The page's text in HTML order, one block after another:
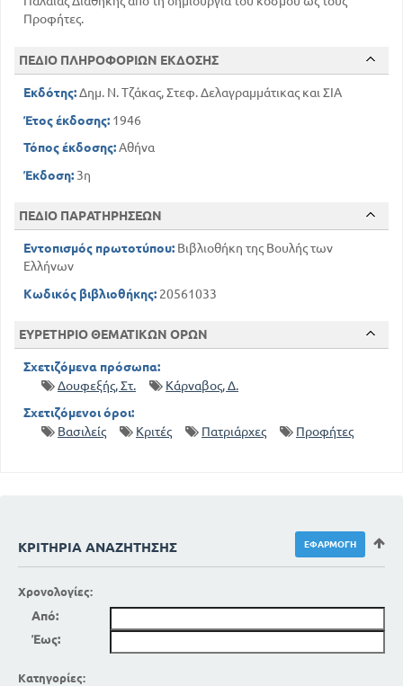
Προφήτες.
ΠΕΔΙΟ ΠΛΗΡΟΦΟΡΙΩΝ ΕΚΔΟΣΗΣ
Εκδότης:Δημ. Ν. Τζάκας, Στεφ. Δελαγραμμάτικας και ΣΙΑ
Έτος έκδοσης: 1946
Τόπος έκδοσης:Αθήνα
Έκδοση: 3η
ΠΕΔΙΟ ΠΑΡΑΤΗΡΗΣΕΩΝ
Εντοπισμός πρωτοτύπου: Βιβλιοθήκη της Βουλής των
Ελλήνων
Κωδικός βιβλιοθήκης: 20561033
ΕΥΡΕΤΗΡΙΟ ΘΕΜΑΤΙΚΩΝ ΟΡΩΝ
Σχετιζόμενα πρόσωπα:
Δουφεξής, Στ.
Κάρναβος, Δ.
Σχετιζόμενοι όροι:
Βασιλείς
Κριτές Πατριάρχες Προφήτες
ΚΡΙΤΉΡΙΑ ΑΝΑΖΉΤΗΣΗΣ
Χρονολογίες:
Από:
Έως:
Κατηγορίες: